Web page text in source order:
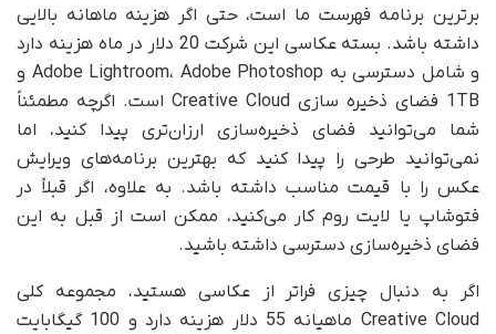
برترین برنامه فهرست ما است، حتی اگر هزینه ماهانه بالایی
داشته باشد. بسته عکاسی این شرکت 20 دلار در ماه هزینه دارد
و شامل دسترسی به Adobe Lightroom، Adobe Photoshop و
1TB فضای ذخیره سازی Creative Cloud است. اگرچه مطمئناً
شما می‌توانید فضای ذخیره‌سازی ارزان‌تری پیدا کنید، اما
نمی‌توانید طرحی را پیدا کنید که بهترین برنامه‌های ویرایش
عکس را با قیمت مناسب داشته باشد. به علاوه، اگر قبلاً در
فتوشاپ یا لایت روم کار می‌کنید، ممکن است از قبل به این
فضای ذخیره‌سازی دسترسی داشته باشید.
اگر به دنبال چیزی فراتر از عکاسی هستید، مجموعه کلی
Creative Cloud ماهیانه 55 دلار هزینه دارد و 100 گیگابایت